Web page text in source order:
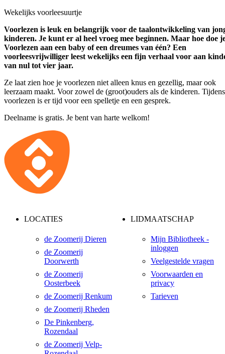
Wekelijks voorleesuurtje
Voorlezen is leuk en belangrijk voor de taalontwikkeling van
kinderen. Je kunt er al heel vroeg mee beginnen. Maar hoe doe
Voorlezen aan een baby of een dreumes van één? Een
voorleesvrijwilliger leest wekelijks een fijn verhaal voor aan
van nul tot vier jaar.
Ze laat zien hoe je voorlezen niet alleen knus en gezellig, maar ook
leerzaam maakt. Voor zowel de (groot)ouders als de kinderen.
voorlezen is er tijd voor een spelletje en een gesprek.
Deelname is gratis. Je bent van harte welkom!
LOCATIES
de Zoomerij Dieren
de Zoomerij
Doorwerth
de Zoomerij
Oosterbeek
de Zoomerij Renkum
de Zoomerij Rheden
De Pinkenberg,
Rozendaal
de Zoomerij Velp-
LIDMAATSCHAP
Mijn Bibliotheek -
inloggen
Veelgestelde vragen
Voorwaarden en
privacy
Tarieven